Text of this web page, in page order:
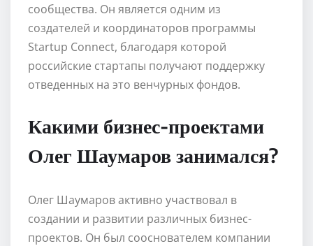
сообщества. Он является одним из
создателей и координаторов программы
Startup Connect, благодаря которой
российские стартапы получают поддержку
отведенных на это венчурных фондов.
Какими бизнес-проектами
Олег Шаумаров занимался?
Олег Шаумаров активно участвовал в
создании и развитии различных бизнес-
проектов. Он был сооснователем компании